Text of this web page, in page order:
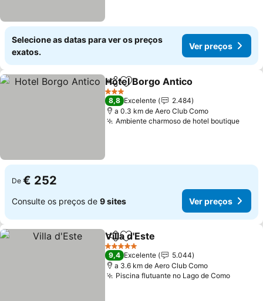
Selecione as datas para ver os preços
exatos.
Ver preços
PartilharAdicionar aos favoritos
Hotel Borgo Antico
3 Estrelas
8,8 Excelente
2.484
a 0.3 km de Aero Club Como
Ambiente charmoso de hotel boutiqueVer
De € 252
Consulte os preços de 9 sites Ver preços
PartilharAdicionar aos favoritos
Villa d'Este
5 Estrelas
9,4 Excelente
5.044
a 3.6 km de Aero Club Como
Piscina flutuante no Lago de ComoVer